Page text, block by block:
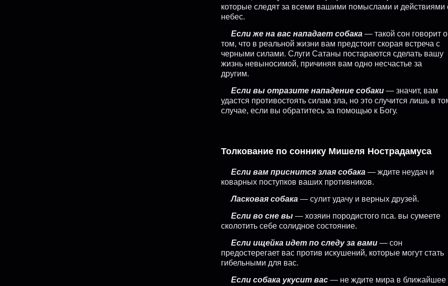
которые следят за всеми вашими помыслами и действиями
небес.
Если же на вас нападает собака — такой сон говорит о
том, что в реальной жизни вам предстоит скорая встреча с
черными силами. Слуги Сатаны постараются сделать вашу
жизнь невыносимой, причиняя вам одно несчастье за
другим.
Если вы отразите нападение собаки — значит, вам
удастся противостоять силам зла, но это случится лишь в
случае, если вы обратитесь за помощью к Богу.
Толкование по соннику Мишеля Нострадамуса
Если вам приснится злая собака — ждите неудач и
коварных поступков ваших противников.
Ласковая собака — сулит удачу и верных друзей.
Если во сне вы — хозяин породистого пса. вы сумеете
сколотить себе солидное состояние.
Если ищейка идет по следу за вами — сон
предостерегает вас против искушений, которые могут стать
гибельными для вас.
Если собака укусит вас — не ждите мира в ближайшее